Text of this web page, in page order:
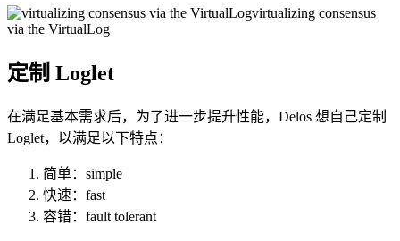
virtualizing consensus
via the VirtualLog
定制 Loglet
在满足基本需求后，为了进一步提升性能，Delos 想自己定制
Loglet，以满足以下特点：
简单：simple
快速：fast
容错：fault tolerant